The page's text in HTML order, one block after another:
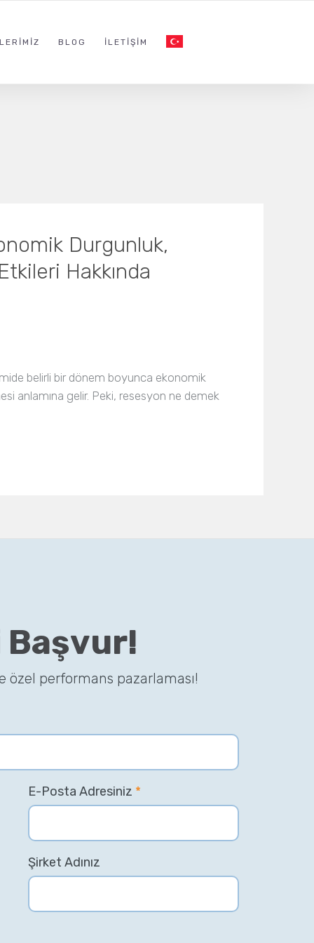
BLOG İLETIŞIM
Durgunluk,
Hakkında
belirli bir dönem boyunca ekonomik
anlamına gelir. Peki, resesyon ne demek
Başvur!
özel performans pazarlaması!
E-Posta Adresiniz *
Şirket Adınız